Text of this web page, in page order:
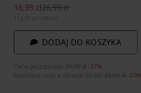
16,99 zł26,99 zł
113,27 zł / 100 ml
Cena początkowa: 26,99 zł -37%
Najniższa cena w okresie 30 dni: 26,99 zł-37%
DODAJ DO KOSZYKA